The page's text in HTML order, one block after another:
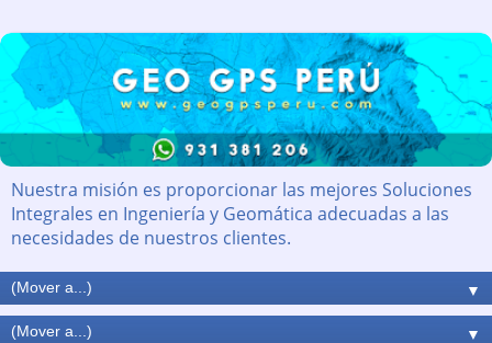
Nuestra misión es proporcionar las mejores Soluciones
Integrales en Ingeniería y Geomática adecuadas a las
necesidades de nuestros clientes.
▼
▼